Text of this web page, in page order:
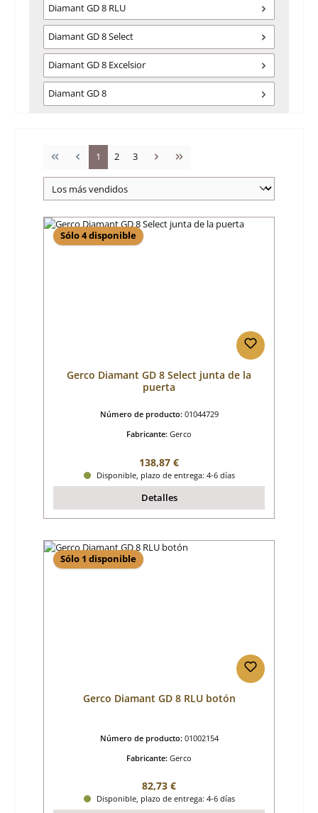
Diamant GD 8 RLU
Diamant GD 8 Select
Diamant GD 8 Excelsior
Diamant GD 8
Página
1 Página
2 Página
3
Sólo 4 disponible
Gerco Diamant GD 8 Select junta de la
puerta
Número de producto: 01044729
Fabricante: Gerco
Precio normal:
138,87 €
Disponible, plazo de entrega: 4-6 días
Detalles
Sólo 1 disponible
Gerco Diamant GD 8 RLU botón
Número de producto: 01002154
Fabricante: Gerco
Precio normal:
82,73 €
Disponible, plazo de entrega: 4-6 días